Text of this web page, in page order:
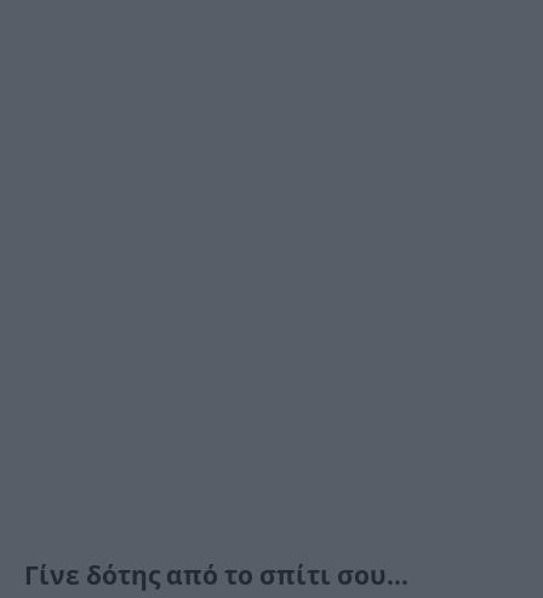
Γίνε δότης από το σπίτι σου…